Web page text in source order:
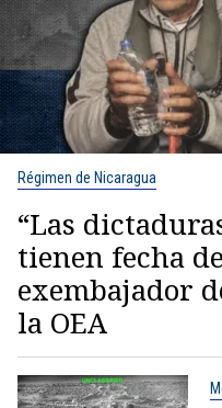
Régimen de Nicaragua
“Las
tienen fecha
exembajador
la OEA